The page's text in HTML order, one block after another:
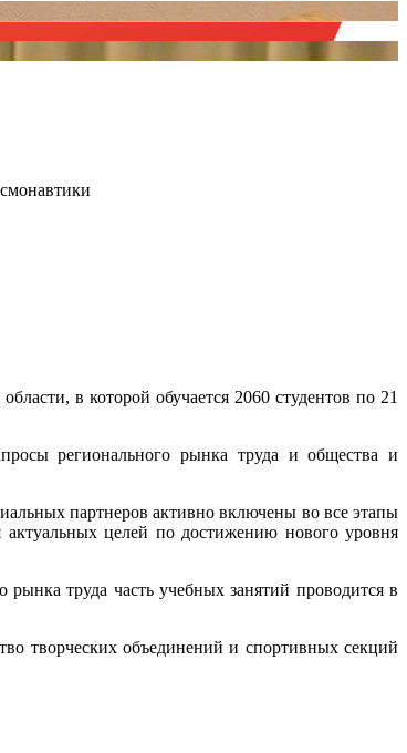
в которой обучается 2060 студентов по 21
регионального рынка труда и общества и
партнеров активно включены во все этапы
актуальных целей по достижению нового уровня
труда часть учебных занятий проводится в
творческих объединений и спортивных секций